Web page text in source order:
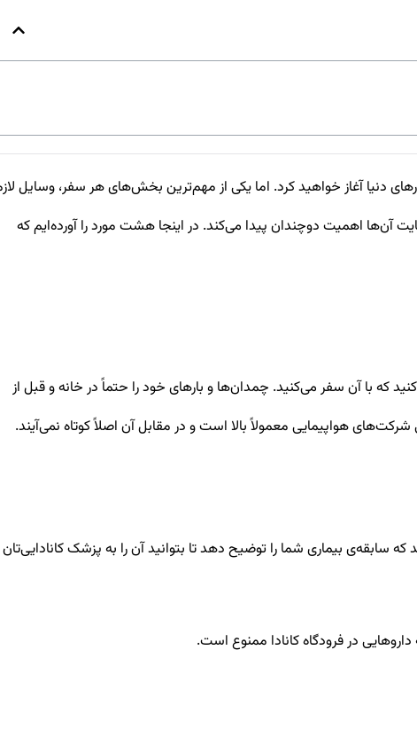
دنیا آغاز خواهید کرد. اما یکی از مهم‌ترین بخش‌های هر سفر، وسایل
آن‌ها اهمیت دوچندان پیدا می‌کند. در اینجا هشت مورد را آورده‌ایم که
که با آن سفر می‌کنید. چمدان‌ها و بارهای خود را حتماً در خانه و قبل از
شرکت‌های هواپیمایی معمولاً بالا است و در مقابل آن اصلاً کوتاه نمی‌آیند.
بیماری شما را توضیح دهد تا بتوانید آن را به پزشک کانادایی‌تان
در فرودگاه کانادا ممنوع است.